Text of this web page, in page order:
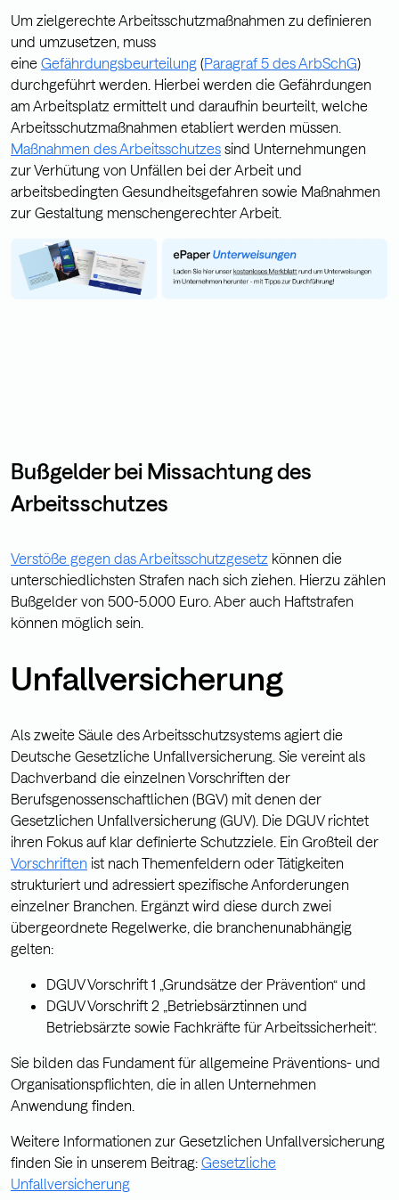
Um zielgerechte Arbeitsschutzmaßnahmen zu definieren
und umzusetzen, muss
eine Gefährdungsbeurteilung (Paragraf 5 des ArbSchG)
durchgeführt werden. Hierbei werden die Gefährdungen
am Arbeitsplatz ermittelt und daraufhin beurteilt, welche
Arbeitsschutzmaßnahmen etabliert werden müssen.
Maßnahmen des Arbeitsschutzes sind Unternehmungen
zur Verhütung von Unfällen bei der Arbeit und
arbeitsbedingten Gesundheitsgefahren sowie Maßnahmen
zur Gestaltung menschengerechter Arbeit.
Bußgelder bei Missachtung des
Arbeitsschutzes
Verstöße gegen das Arbeitsschutzgesetz können die
unterschiedlichsten Strafen nach sich ziehen. Hierzu zählen
Bußgelder von 500-5.000 Euro. Aber auch Haftstrafen
können möglich sein.
Unfallversicherung
Als zweite Säule des Arbeitsschutzsystems agiert die
Deutsche Gesetzliche Unfallversicherung. Sie vereint als
Dachverband die einzelnen Vorschriften der
Berufsgenossenschaftlichen (BGV) mit denen der
Gesetzlichen Unfallversicherung (GUV). Die DGUV richtet
ihren Fokus auf klar definierte Schutzziele. Ein Großteil der
Vorschriften ist nach Themenfeldern oder Tätigkeiten
strukturiert und adressiert spezifische Anforderungen
einzelner Branchen. Ergänzt wird diese durch zwei
übergeordnete Regelwerke, die branchenunabhängig
gelten:
DGUV Vorschrift 1 „Grundsätze der Prävention“ und
DGUV Vorschrift 2 „Betriebsärztinnen und
Betriebsärzte sowie Fachkräfte für Arbeitssicherheit“.
Sie bilden das Fundament für allgemeine Präventions- und
Organisationspflichten, die in allen Unternehmen
Anwendung finden.
Weitere Informationen zur Gesetzlichen Unfallversicherung
finden Sie in unserem Beitrag: Gesetzliche
Unfallversicherung